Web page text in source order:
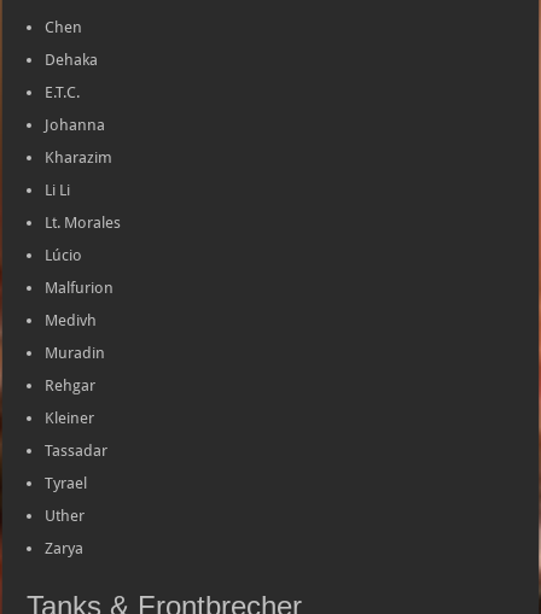
Chen
Dehaka
E.T.C.
Johanna
Kharazim
Li Li
Lt. Morales
Lúcio
Malfurion
Medivh
Muradin
Rehgar
Kleiner
Tassadar
Tyrael
Uther
Zarya
Tanks & Frontbrecher